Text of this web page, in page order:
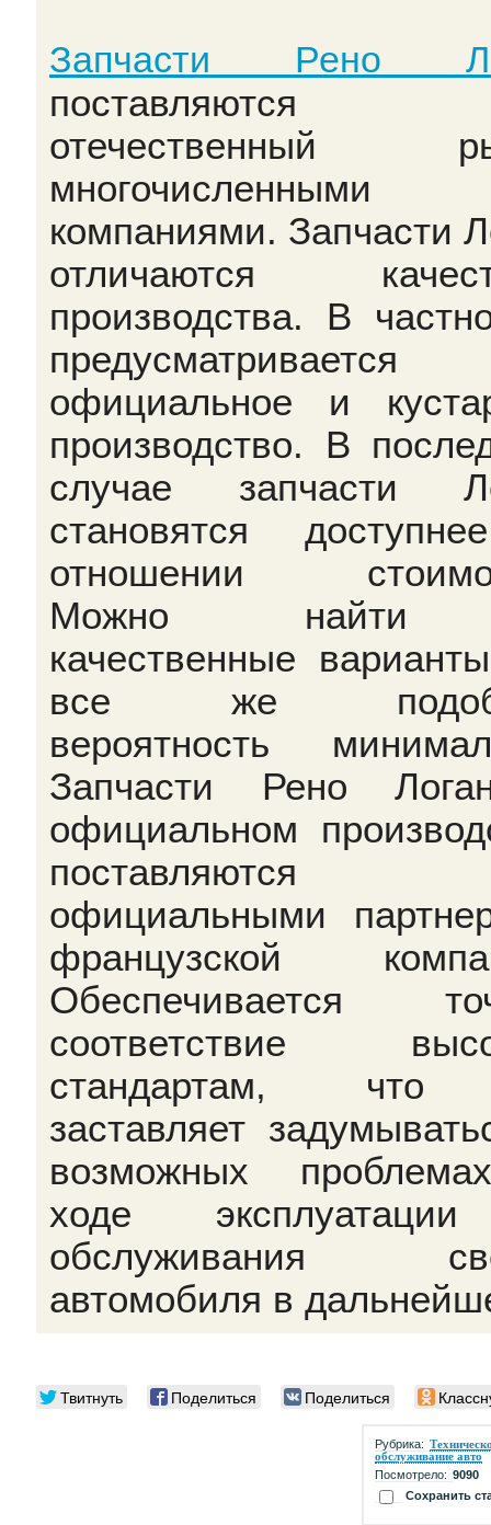
Запчасти Рено
поставляются
отечественный
многочисленными
компаниями. Запчасти
отличаются
производства. В
предусматривается
официальное и
производство. В
случае запчасти
становятся
отношении
Можно
качественные
все же
вероятность
Запчасти Рено
официальном
поставляются
официальными
французской
Обеспечивается
соответствие
стандартам,
заставляет
возможных
ходе
обслуживания
автомобиля в
Твитнуть Поделиться Поделиться
Рубрика:
обслуживание авто
Посмотрело: 9090
Сохранить